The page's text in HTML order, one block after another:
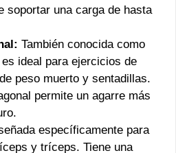
soportar una carga de hasta
También conocida como
ideal para ejercicios de
peso muerto y sentadillas.
permite un agarre más
específicamente para
y tríceps. Tiene una